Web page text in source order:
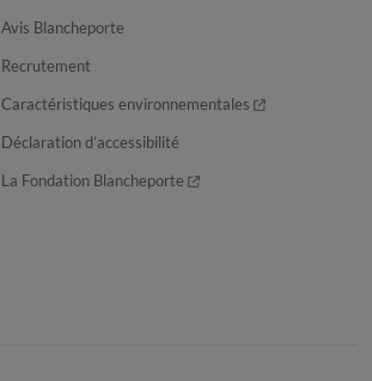
Avis Blancheporte
Recrutement
Caractéristiques environnementales
Déclaration d’accessibilité
La Fondation Blancheporte